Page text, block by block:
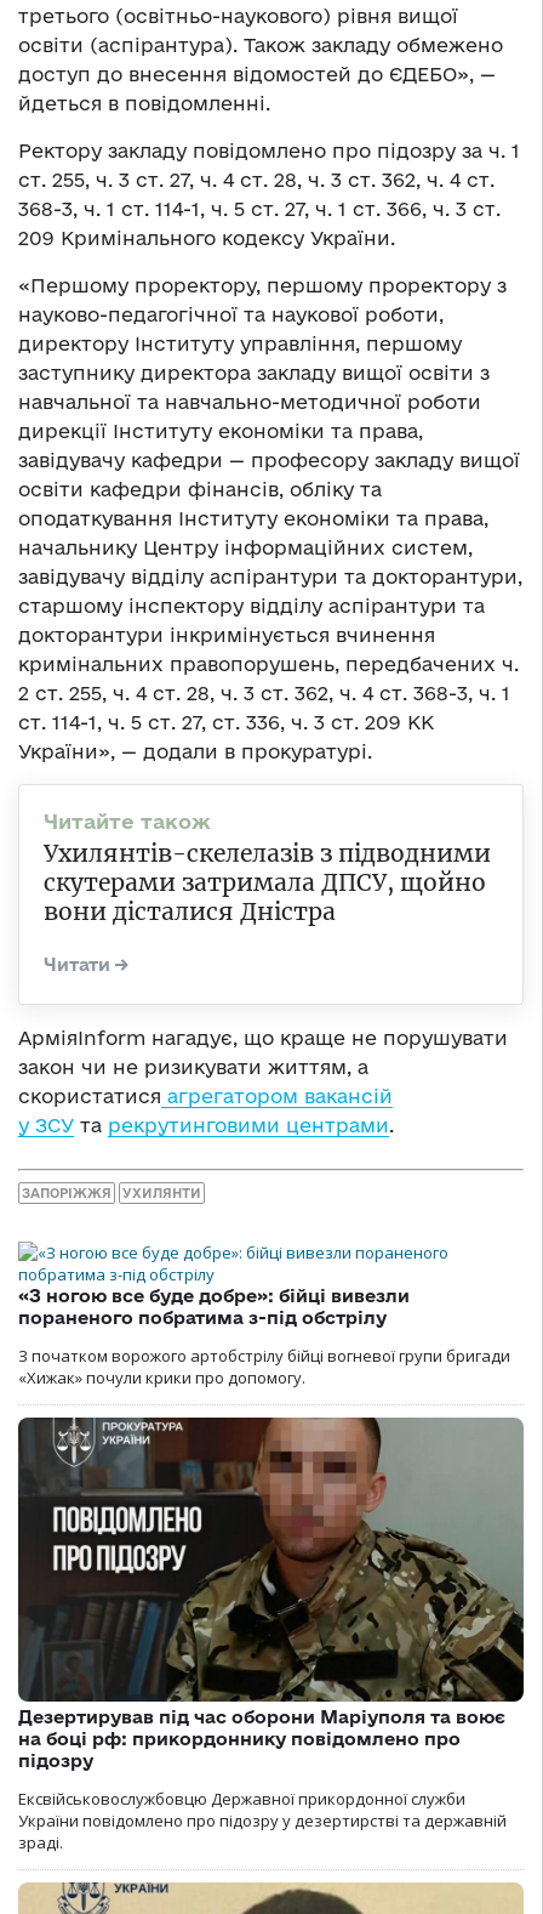
третього (освітньо-наукового) рівня вищої
освіти (аспірантура). Також закладу обмежено
доступ до внесення відомостей до ЄДЕБО», —
йдеться в повідомленні.
Ректору закладу повідомлено про підозру за ч. 1
ст. 255, ч. 3 ст. 27, ч. 4 ст. 28, ч. 3 ст. 362, ч. 4 ст.
368-3, ч. 1 ст. 114-1, ч. 5 ст. 27, ч. 1 ст. 366, ч. 3 ст.
209 Кримінального кодексу України.
«Першому проректору, першому проректору з
науково-педагогічної та наукової роботи,
директору Інституту управління, першому
заступнику директора закладу вищої освіти з
навчальної та навчально-методичної роботи
дирекції Інституту економіки та права,
завідувачу кафедри — професору закладу вищої
освіти кафедри фінансів, обліку та
оподаткування Інституту економіки та права,
начальнику Центру інформаційних систем,
завідувачу відділу аспірантури та докторантури,
старшому інспектору відділу аспірантури та
докторантури інкримінується вчинення
кримінальних правопорушень, передбачених ч.
2 ст. 255, ч. 4 ст. 28, ч. 3 ст. 362, ч. 4 ст. 368-3, ч. 1
ст. 114-1, ч. 5 ст. 27, ст. 336, ч. 3 ст. 209 КК
України», — додали в прокуратурі.
Ухилянтів-скелелазів з підводними
скутерами затримала ДПСУ, щойно
вони дісталися Дністра
АрміяInform нагадує, що краще не порушувати
закон чи не ризикувати життям, а
скористатися агрегатором вакансій
у ЗСУ та рекрутинговими центрами.
ЗАПОРІЖЖЯ УХИЛЯНТИ
«З ногою все буде добре»: бійці вивезли
пораненого побратима з-під обстрілу
З початком ворожого артобстрілу бійці вогневої групи бригади
«Хижак» почули крики про допомогу.
Дезертирував під час оборони Маріуполя та воює
на боці рф: прикордоннику повідомлено про
підозру
Ексвійськовослужбовцю Державної прикордонної служби
України повідомлено про підозру у дезертирстві та державній
зраді.